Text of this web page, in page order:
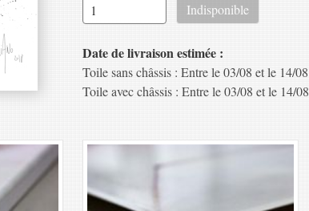
Date de livraison estimée :
Toile sans châssis : Entre le 03/08 et le 14/08
Toile avec châssis : Entre le 03/08 et le 14/08